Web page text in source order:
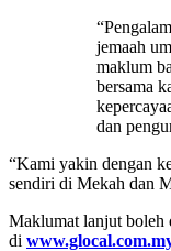
jemaah
maklum
bersama
dan
“Kami yakin dengan
sendiri di Mekah dan
Maklumat lanjut boleh
di